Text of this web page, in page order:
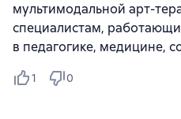
мультимодальной арт-
специалистам,
в педагогике, медицине,
1 0